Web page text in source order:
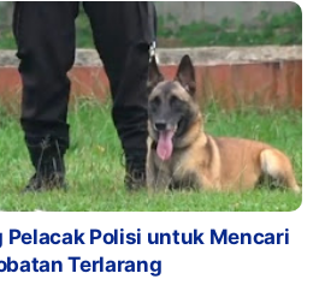
Polisi untuk Mencari
Terlarang